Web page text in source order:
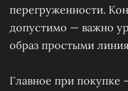
перегруженности.
допустимо — важно
образ простыми
Главное при покупке